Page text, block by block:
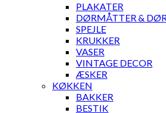
PLAKATER
DØRMÅTTER &
SPEJLE
KRUKKER
VASER
VINTAGE DECOR
ÆSKER
KØKKEN
BAKKER
BESTIK